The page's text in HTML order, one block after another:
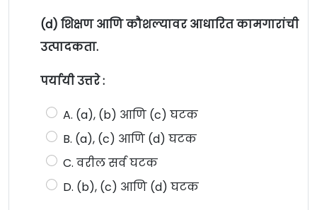
(d) शिक्षण आणि कौशल्यावर आधारित कामगारांची
उत्पादकता.
पर्यायी उत्तरे :
A. (a), (b) आणि (c) घटक
B. (a), (c) आणि (d) घटक
C. वरील सर्व घटक
D. (b), (c) आणि (d) घटक